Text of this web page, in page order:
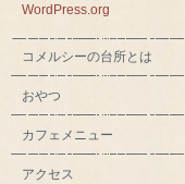
WordPress.org
コメルシーの台所とは
おやつ
カフェメニュー
アクセス